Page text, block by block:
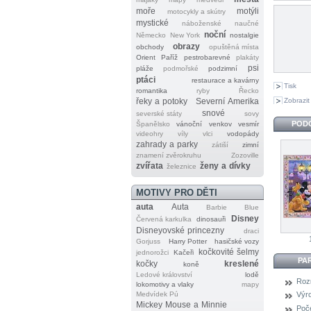
moře
motocykly a skútry
motýli
mystické
náboženské
naučné
Německo
New York noční nostalgie
obchody
obrazy
opuštěná místa
Orient
Paříž pestrobarevné
plakáty
pláže
podmořské podzimní
psi
ptáci
restaurace a kavárny
romantika
ryby Řecko
řeky a potoky Severní Amerika
severské státy snové
sovy
Španělsko
vánoční venkov
vesmír
videohry
víly vlci vodopády
zahrady a parky zátiší
zimní
znamení zvěrokruhu
Zozoville
zvířata železnice ženy a dívky
MOTIVY PRO DĚTI
auta Auta Barbie
Blue
Červená karkulka
dinosauři
Disney
Disneyovské princezny
draci
Gorjuss
Harry Potter
hasičské vozy
jednorožci
Kačeři
kočkovité šelmy
kočky
koně kreslené
Ledové království
lodě
lokomotivy a vlaky
mapy
Medvídek Pú
Mickey Mouse a Minnie
Tisk